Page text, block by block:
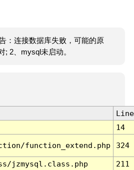
：连接数据库失败，可能的原
; 2、mysql未启动。
Line
14
function_extend.php 324
jzmysql.class.php
211